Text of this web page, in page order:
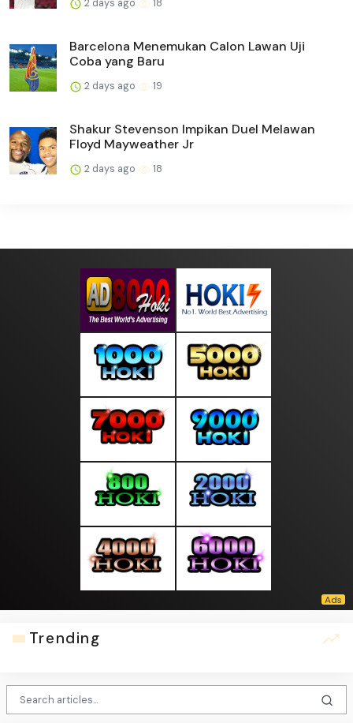
2 days ago 18
Barcelona Menemukan Calon Lawan Uji
Coba yang Baru
2 days ago 19
Shakur Stevenson Impikan Duel Melawan
Floyd Mayweather Jr
2 days ago 18
Trending